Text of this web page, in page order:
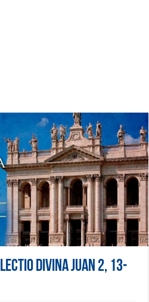
Divina Juan 2, 13-